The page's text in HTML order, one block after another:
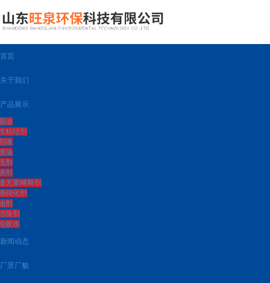
首页
关于我们
产品展示
油
粘结剂
液
油
剂
剂
无苯稀释剂
钝化剂
剂
块剂
胶水
新闻动态
厂景厂貌